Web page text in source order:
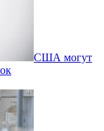
США могут